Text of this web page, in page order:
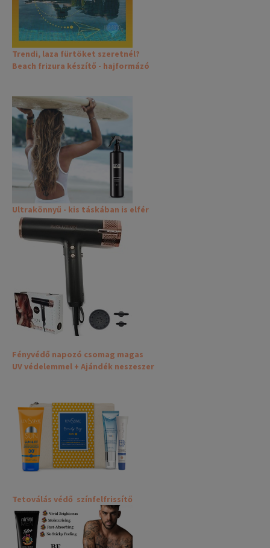
Trendi, laza fürtöket szeretnél?
Beach frizura készítő - hajformázó
Ultrakönnyű - kis táskában is elfér
Fényvédő napozó csomag magas
UV védelemmel + Ajándék neszeszer
Tetoválás védő színfelfrissítő